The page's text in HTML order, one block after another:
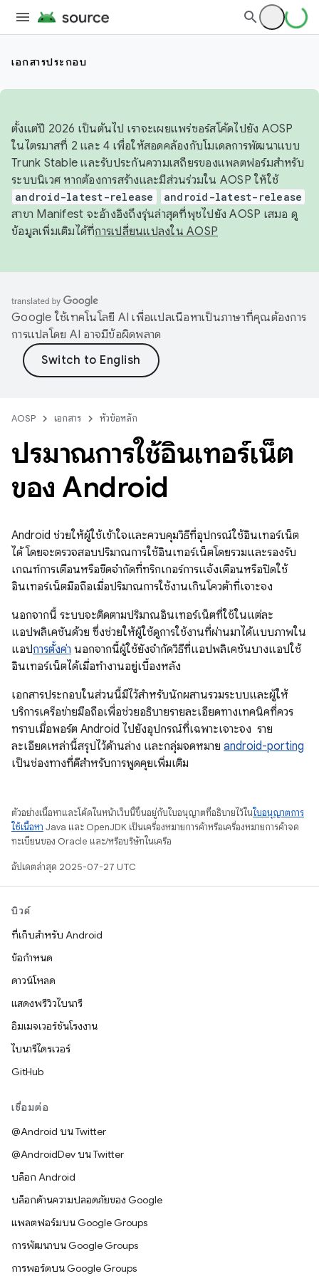
เอกสารประกอบ
ตั้งแต่ปี 2026 เป็นต้นไป เราจะเผยแพร่ซอร์สโค้ดไปยัง AOSP
ในไตรมาสที่ 2 และ 4 เพื่อให้สอดคล้องกับโมเดลการพัฒนาแบบ
Trunk Stable และรับประกันความเสถียรของแพลตฟอร์มสำหรับ
ระบบนิเวศ หากต้องการสร้างและมีส่วนร่วมใน AOSP ให้ใช้
android-latest-release android-latest-release
สาขา Manifest จะอ้างอิงถึงรุ่นล่าสุดที่พุชไปยัง AOSP เสมอ ดู
ข้อมูลเพิ่มเติมได้ที่การเปลี่ยนแปลงใน AOSP
Google ใช้เทคโนโลยี AI เพื่อแปลเนื้อหาเป็นภาษาที่คุณต้องการ
การแปลโดย AI อาจมีข้อผิดพลาด
AOSP เอกสาร หัวข้อหลัก
ปริมาณการใช้อินเทอร์เน็ต
ของ Android
Android ช่วยให้ผู้ใช้เข้าใจและควบคุมวิธีที่อุปกรณ์ใช้อินเทอร์เน็ต
ได้ โดยจะตรวจสอบปริมาณการใช้อินเทอร์เน็ตโดยรวมและรองรับ
เกณฑ์การเตือนหรือขีดจำกัดที่ทริกเกอร์การแจ้งเตือนหรือปิดใช้
อินเทอร์เน็ตมือถือเมื่อปริมาณการใช้งานเกินโควต้าที่เจาะจง
นอกจากนี้ ระบบจะติดตามปริมาณอินเทอร์เน็ตที่ใช้ในแต่ละ
แอปพลิเคชันด้วย ซึ่งช่วยให้ผู้ใช้ดูการใช้งานที่ผ่านมาได้แบบภาพใน
แอปการตั้งค่า นอกจากนี้ผู้ใช้ยังจำกัดวิธีที่แอปพลิเคชันบางแอปใช้
อินเทอร์เน็ตได้เมื่อทำงานอยู่เบื้องหลัง
เอกสารประกอบในส่วนนี้มีไว้สำหรับนักผสานรวมระบบและผู้ให้
บริการเครือข่ายมือถือเพื่อช่วยอธิบายรายละเอียดทางเทคนิคที่ควร
ทราบเมื่อพอร์ต Android ไปยังอุปกรณ์ที่เฉพาะเจาะจง ราย
ละเอียดเหล่านี้สรุปไว้ด้านล่าง และกลุ่มจดหมาย android-porting
เป็นช่องทางที่ดีสำหรับการพูดคุยเพิ่มเติม
ตัวอย่างเนื้อหาและโค้ดในหน้าเว็บนี้ขึ้นอยู่กับใบอนุญาตที่อธิบายไว้ในใบอนุญาตการ
ใช้เนื้อหา Java และ OpenJDK เป็นเครื่องหมายการค้าหรือเครื่องหมายการค้าจด
ทะเบียนของ Oracle และ/หรือบริษัทในเครือ
อัปเดตล่าสุด 2025-07-27 UTC
บิวด์
ที่เก็บสำหรับ Android
ข้อกำหนด
ดาวน์โหลด
แสดงพรีวิวไบนารี
อิมเมจเวอร์ชันโรงงาน
ไบนารีไดรเวอร์
GitHub
เชื่อมต่อ
@Android บน Twitter
@AndroidDev บน Twitter
บล็อก Android
บล็อกด้านความปลอดภัยของ Google
แพลตฟอร์มบน Google Groups
การพัฒนาบน Google Groups
การพอร์ตบน Google Groups